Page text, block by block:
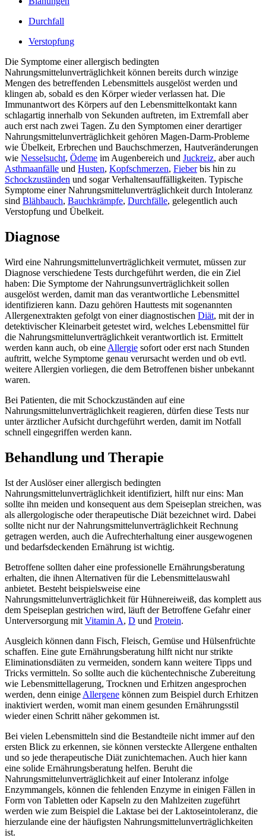
Durchfall
Verstopfung
Die Symptome einer allergisch bedingten
Nahrungsmittelunverträglichkeit können bereits durch winzige
Mengen des betreffenden Lebensmittels ausgelöst werden und
klingen ab, sobald es den Körper wieder verlassen hat. Die
Immunantwort des Körpers auf den Lebensmittelkontakt kann
schlagartig innerhalb von Sekunden auftreten, im Extremfall aber
auch erst nach zwei Tagen. Zu den Symptomen einer derartiger
Nahrungsmittelunverträglichkeit gehören Magen-Darm-Probleme
wie Übelkeit, Erbrechen und Bauchschmerzen, Hautveränderungen
wie Nesselsucht, Ödeme im Augenbereich und Juckreiz, aber auch
Asthmaanfälle und Husten, Kopfschmerzen, Fieberbis hin zu
Schockzuständen und sogar Verhaltensauffälligkeiten. Typische
Symptome einer Nahrungsmittelunverträglichkeit durch Intoleranz
sind Blähbauch, Bauchkrämpfe, Durchfälle, gelegentlich auch
Verstopfung und Übelkeit.
Diagnose
Wird eine Nahrungsmittelunverträglichkeit vermutet, müssen zur
Diagnose verschiedene Tests durchgeführt werden, die ein Ziel
haben: Die Symptome der Nahrungsunverträglichkeit sollen
ausgelöst werden, damit man das verantwortliche Lebensmittel
identifizieren kann. Dazu gehören Hauttests mit sogenannten
Allergenextrakten gefolgt von einer diagnostischen Diät, mit der in
detektivischer Kleinarbeit getestet wird, welches Lebensmittel für
die Nahrungsmittelunverträglichkeit verantwortlich ist. Ermittelt
werden kann auch, ob eine Allergie sofort oder erst nach Stunden
auftritt, welche Symptome genau verursacht werden und ob evtl.
weitere Allergien vorliegen, die dem Betroffenen bisher unbekannt
waren.
Bei Patienten, die mit Schockzuständen auf eine
Nahrungsmittelunverträglichkeit reagieren, dürfen diese Tests nur
unter ärztlicher Aufsicht durchgeführt werden, damit im Notfall
schnell eingegriffen werden kann.
Behandlung und Therapie
Ist der Auslöser einer allergisch bedingten
Nahrungsmittelunverträglichkeit identifiziert, hilft nur eins: Man
sollte ihn meiden und konsequent aus dem Speiseplan streichen, was
als allergologische oder therapeutische Diät bezeichnet wird. Dabei
sollte nicht nur der Nahrungsmittelunverträglichkeit Rechnung
getragen werden, auch die Aufrechterhaltung einer ausgewogenen
und bedarfsdeckenden Ernährung ist wichtig.
Betroffene sollten daher eine professionelle Ernährungsberatung
erhalten, die ihnen Alternativen für die Lebensmittelauswahl
anbietet. Besteht beispielsweise eine
Nahrungsmittelunverträglichkeit für Hühnereiweiß, das komplett aus
dem Speiseplan gestrichen wird, läuft der Betroffene Gefahr einer
Unterversorgung mit Vitamin A, D und Protein.
Ausgleich können dann Fisch, Fleisch, Gemüse und Hülsenfrüchte
schaffen. Eine gute Ernährungsberatung hilft nicht nur strikte
Eliminationsdiäten zu vermeiden, sondern kann weitere Tipps und
Tricks vermitteln. So sollte auch die küchentechnische Zubereitung
wie Lebensmittellagerung, Trocknen und Erhitzen angesprochen
werden, denn einige Allergene können zum Beispiel durch Erhitzen
inaktiviert werden, womit man einem gesunden Ernährungsstil
wieder einen Schritt näher gekommen ist.
Bei vielen Lebensmitteln sind die Bestandteile nicht immer auf den
ersten Blick zu erkennen, sie können versteckte Allergene enthalten
und so jede therapeutische Diät zunichtemachen. Auch hier kann
eine solide Ernährungsberatung helfen. Beruht die
Nahrungsmittelunverträglichkeit auf einer Intoleranz infolge
Enzymmangels, können die fehlenden Enzyme in einigen Fällen in
Form von Tabletten oder Kapseln zu den Mahlzeiten zugeführt
werden wie zum Beispiel die Laktase bei der Laktoseintoleranz, die
hierzulande eine der häufigsten Nahrungsmittelunverträglichkeiten
ist.